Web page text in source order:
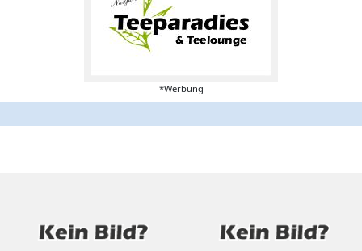
*Werbung